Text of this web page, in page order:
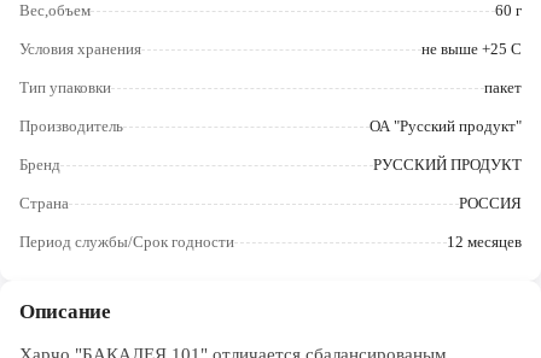
Вес,объем 60 г
Условия хранения не выше +25 C
Тип упаковки пакет
Производитель ОА "Русский продукт"
Бренд РУССКИЙ ПРОДУКТ
Страна РОССИЯ
Период службы/Срок годности 12 месяцев
Описание